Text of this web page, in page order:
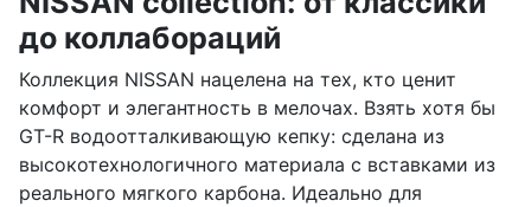
до коллабораций
Коллекция NISSAN нацелена на тех, кто ценит
комфорт и элегантность в мелочах. Взять хотя бы
GT-R водоотталкивающую кепку: сделана из
высокотехнологичного материала с вставками из
реального мягкого карбона. Идеально для